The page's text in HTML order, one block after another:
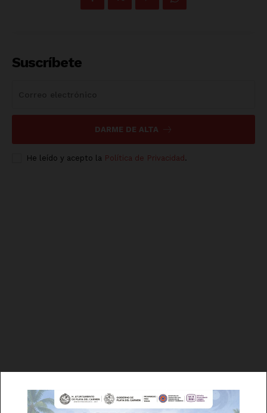
Suscríbete
DARME DE ALTA
He leído y acepto la Política de Privacidad .